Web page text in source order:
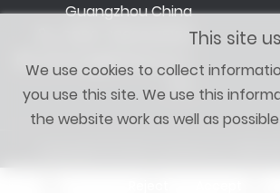
Guangzhou China
0086 -18602015159
jetwong@tbbeauty.c
Copyright © 2026 Top Beauty & MBS
This site
We use cookies to collect
you use this site. We use this
the website work as well as